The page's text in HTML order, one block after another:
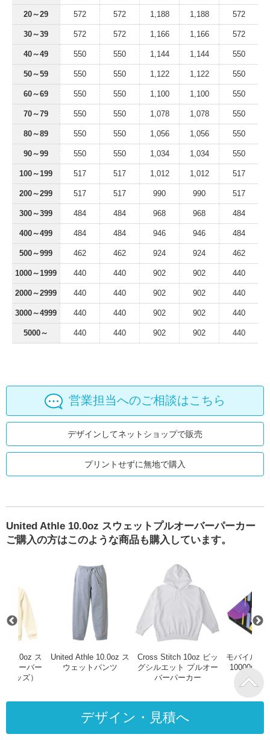
デザイン・見積へ
20～29 572 572 1,188 1,188 572
30～39 572 572 1,166 1,166 572
40～49 550 550 1,144 1,144 550
50～59 550 550 1,122 1,122 550
60～69 550 550 1,100 1,100 550
70～79 550 550 1,078 1,078 550
80～89 550 550 1,056 1,056 550
90～99 550 550 1,034 1,034 550
100～199 517 517 1,012 1,012 517
200～299 517 517 990 990 517
300～399 484 484 968 968 484
400～499 484 484 946 946 484
500～999 462 462 924 924 462
1000～1999 440 440 902 902 440
2000～2999 440 440 902 902 440
3000～4999 440 440 902 902 440
5000～ 440 440 902 902 440
営業担当へのご相談はこちら
デザインしてネットショップで販売
プリントせずに無地で購入
United Athle 10.0oz スウェットプルオーバーパーカー
ご購入の方はこのような商品も購入しています。
10.0oz クルーネックスウェット
10.0oz ス
ルオーバー
キッズ）
United Athle 10.0oz スウェットプルオーバーパーカー（キ
United Athle 10.0oz ス
ウェットパンツ
United Athle 10.0oz スウェットパ
Cross Stitch 10oz ビッ
グシルエット プルオー
バーパーカー
モバイルチ
10000mAh
オリジナルプリント.jpが選ばれる理由